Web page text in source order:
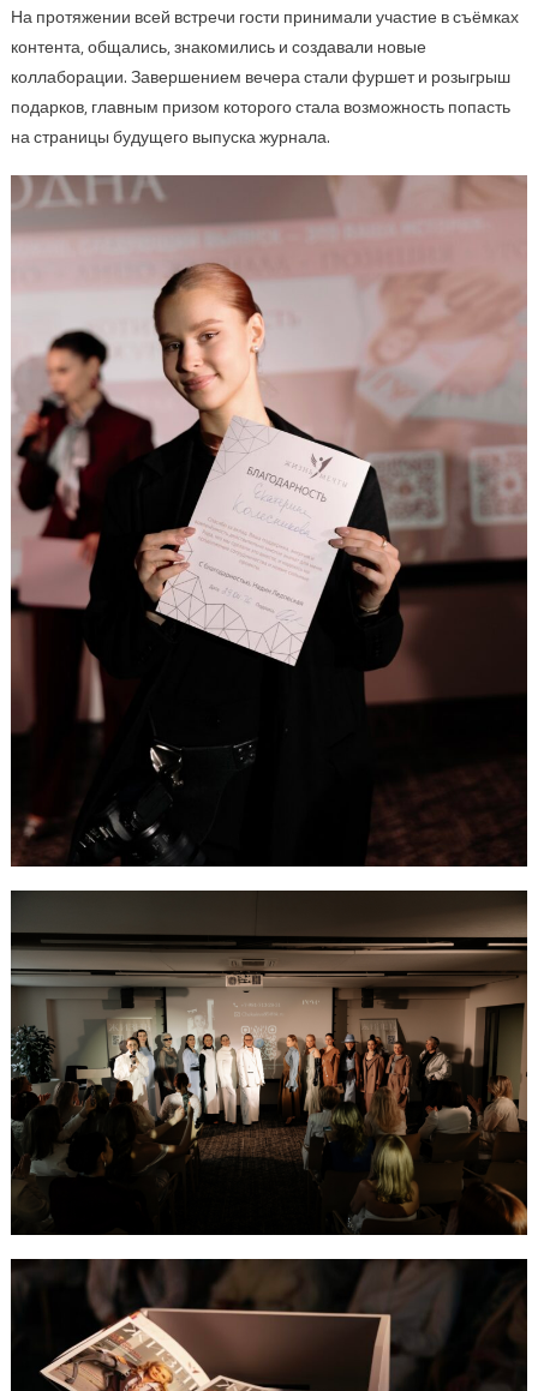
На протяжении всей встречи гости принимали участие в съёмках
контента, общались, знакомились и создавали новые
коллаборации. Завершением вечера стали фуршет и розыгрыш
подарков, главным призом которого стала возможность попасть
на страницы будущего выпуска журнала.